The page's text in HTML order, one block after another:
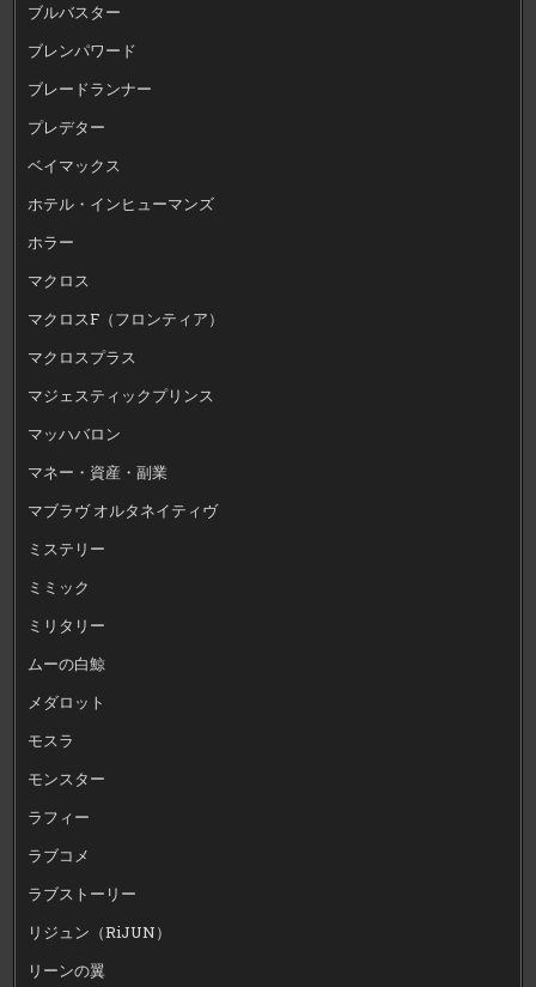
ブルバスター
ブレンパワード
ブレードランナー
プレデター
ベイマックス
ホテル・インヒューマンズ
ホラー
マクロス
マクロスF（フロンティア）
マクロスプラス
マジェスティックプリンス
マッハバロン
マネー・資産・副業
マブラヴ オルタネイティヴ
ミステリー
ミミック
ミリタリー
ムーの白鯨
メダロット
モスラ
モンスター
ラフィー
ラブコメ
ラブストーリー
リジュン（RiJUN）
リーンの翼